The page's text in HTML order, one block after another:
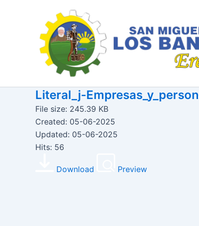
Literal_j-
File size: 245.39 KB
Created: 05-06-2025
Updated: 05-06-2025
Hits: 56
Download Preview